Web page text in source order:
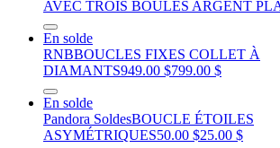
AVEC TROIS BOULES ARGENT
En solde
RNBBOUCLES FIXES COLLET À
DIAMANTS949.00 $799.00 $
En solde
Pandora SoldesBOUCLE ÉTOILES
ASYMÉTRIQUES50.00 $25.00 $